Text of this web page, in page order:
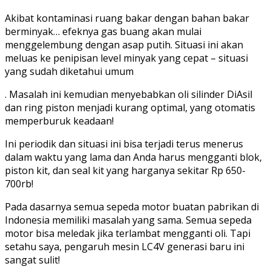
Akibat kontaminasi ruang bakar dengan bahan bakar
berminyak… efeknya gas buang akan mulai
menggelembung dengan asap putih. Situasi ini akan
meluas ke penipisan level minyak yang cepat – situasi
yang sudah diketahui umum
. Masalah ini kemudian menyebabkan oli silinder DiAsil
dan ring piston menjadi kurang optimal, yang otomatis
memperburuk keadaan!
Ini periodik dan situasi ini bisa terjadi terus menerus
dalam waktu yang lama dan Anda harus mengganti blok,
piston kit, dan seal kit yang harganya sekitar Rp 650-
700rb!
Pada dasarnya semua sepeda motor buatan pabrikan di
Indonesia memiliki masalah yang sama. Semua sepeda
motor bisa meledak jika terlambat mengganti oli. Tapi
setahu saya, pengaruh mesin LC4V generasi baru ini
sangat sulit!